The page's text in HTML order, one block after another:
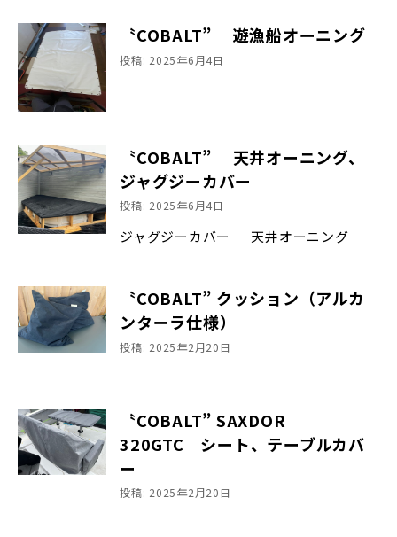
〝COBALT” 遊漁船オーニング
投稿: 2025年6月4日
〝COBALT” 天井オーニング、
ジャグジーカバー
投稿: 2025年6月4日
ジャグジーカバー 天井オーニング
〝COBALT” クッション（アルカ
ンターラ仕様）
投稿: 2025年2月20日
〝COBALT” SAXDOR
320GTC シート、テーブルカバ
ー
投稿: 2025年2月20日